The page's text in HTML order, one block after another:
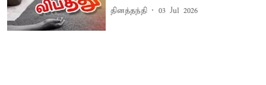
தினத்தந்தி 03 Jul 2026